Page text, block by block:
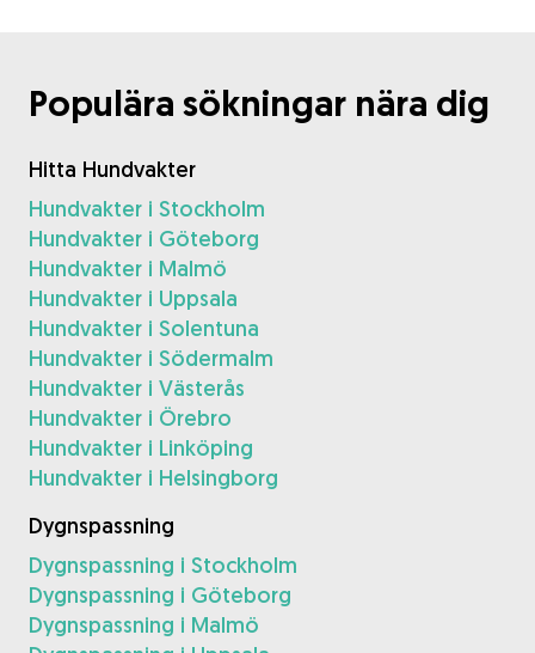
Populära sökningar nära dig
Hitta Hundvakter
Hundvakter i Stockholm
Hundvakter i Göteborg
Hundvakter i Malmö
Hundvakter i Uppsala
Hundvakter i Solentuna
Hundvakter i Södermalm
Hundvakter i Västerås
Hundvakter i Örebro
Hundvakter i Linköping
Hundvakter i Helsingborg
Dygnspassning
Dygnspassning i Stockholm
Dygnspassning i Göteborg
Dygnspassning i Malmö